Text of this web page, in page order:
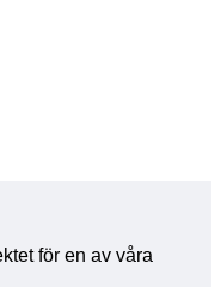
för en av våra